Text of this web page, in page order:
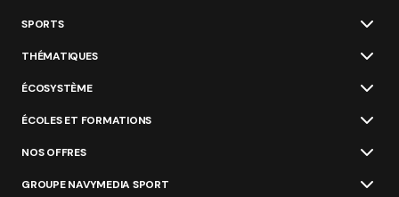
SPORTS
THÉMATIQUES
ÉCOSYSTÈME
ÉCOLES ET FORMATIONS
NOS OFFRES
GROUPE NAVYMEDIA SPORT